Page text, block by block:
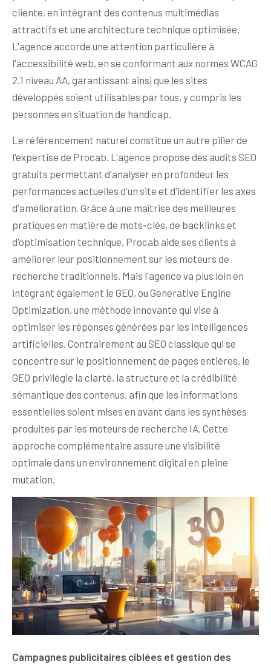
cliente, en intégrant des contenus multimédias
attractifs et une architecture technique optimisée.
L'agence accorde une attention particulière à
l'accessibilité web, en se conformant aux normes WCAG
2.1 niveau AA, garantissant ainsi que les sites
développés soient utilisables par tous, y compris les
personnes en situation de handicap.
Le référencement naturel constitue un autre pilier de
l'expertise de Procab. L'agence propose des audits SEO
gratuits permettant d'analyser en profondeur les
performances actuelles d'un site et d'identifier les axes
d'amélioration. Grâce à une maîtrise des meilleures
pratiques en matière de mots-clés, de backlinks et
d'optimisation technique, Procab aide ses clients à
améliorer leur positionnement sur les moteurs de
recherche traditionnels. Mais l'agence va plus loin en
intégrant également le GEO, ou Generative Engine
Optimization, une méthode innovante qui vise à
optimiser les réponses générées par les intelligences
artificielles. Contrairement au SEO classique qui se
concentre sur le positionnement de pages entières, le
GEO privilégie la clarté, la structure et la crédibilité
sémantique des contenus, afin que les informations
essentielles soient mises en avant dans les synthèses
produites par les moteurs de recherche IA. Cette
approche complémentaire assure une visibilité
optimale dans un environnement digital en pleine
mutation.
Campagnes publicitaires ciblées et gestion des